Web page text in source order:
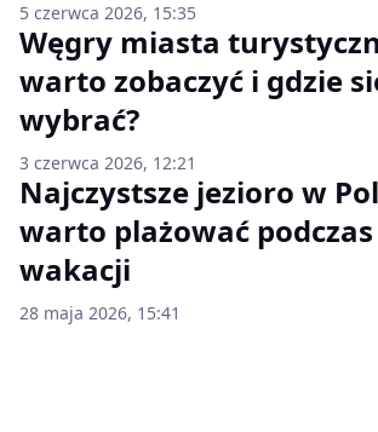
5 czerwca 2026, 15:35
Węgry miasta
warto zobaczyć i gdzie
wybrać?
3 czerwca 2026, 12:21
Najczystsze jezioro w
warto plażować podczas
wakacji
28 maja 2026, 15:41